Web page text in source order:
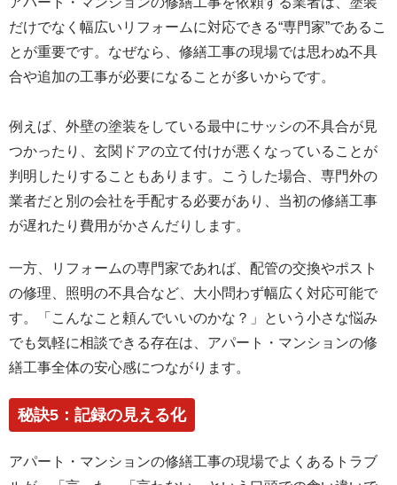
だけでなく幅広いリフォームに対応できる“専門家”であるこ
とが重要です。なぜなら、修繕工事の現場では思わぬ不具
合や追加の工事が必要になることが多いからです。
例えば、外壁の塗装をしている最中にサッシの不具合が見
つかったり、玄関ドアの立て付けが悪くなっていることが
判明したりすることもあります。こうした場合、専門外の
業者だと別の会社を手配する必要があり、当初の修繕工事
が遅れたり費用がかさんだりします。
一方、リフォームの専門家であれば、配管の交換やポスト
の修理、照明の不具合など、大小問わず幅広く対応可能で
す。「こんなこと頼んでいいのかな？」という小さな悩み
でも気軽に相談できる存在は、アパート・マンションの修
繕工事全体の安心感につながります。
秘訣5：記録の見える化
アパート・マンションの修繕工事の現場でよくあるトラブ